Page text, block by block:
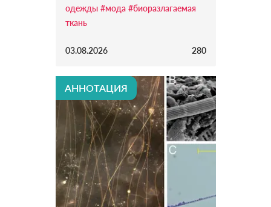
одежды #мода #биоразлагаемая
ткань
03.08.2026 280
АННОТАЦИЯ